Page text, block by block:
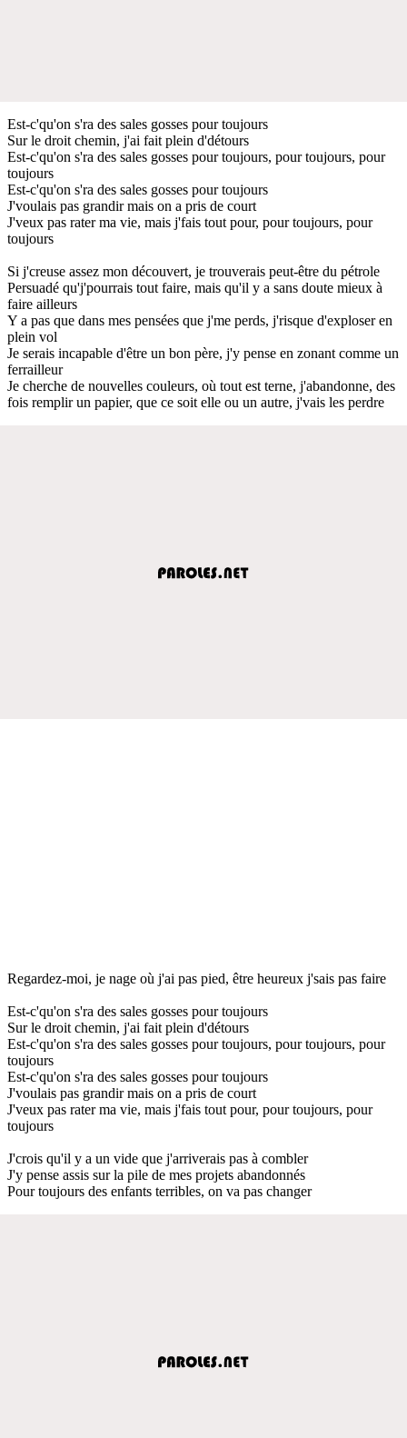
Est-c'qu'on s'ra des sales gosses pour toujours
Sur le droit chemin, j'ai fait plein d'détours
Est-c'qu'on s'ra des sales gosses pour toujours, pour toujours, pour
toujours
Est-c'qu'on s'ra des sales gosses pour toujours
J'voulais pas grandir mais on a pris de court
J'veux pas rater ma vie, mais j'fais tout pour, pour toujours, pour
toujours
Si j'creuse assez mon découvert, je trouverais peut-être du pétrole
Persuadé qu'j'pourrais tout faire, mais qu'il y a sans doute mieux à
faire ailleurs
Y a pas que dans mes pensées que j'me perds, j'risque d'exploser en
plein vol
Je serais incapable d'être un bon père, j'y pense en zonant comme un
ferrailleur
Je cherche de nouvelles couleurs, où tout est terne, j'abandonne, des
fois remplir un papier, que ce soit elle ou un autre, j'vais les perdre
Regardez-moi, je nage où j'ai pas pied, être heureux j'sais pas faire
Est-c'qu'on s'ra des sales gosses pour toujours
Sur le droit chemin, j'ai fait plein d'détours
Est-c'qu'on s'ra des sales gosses pour toujours, pour toujours, pour
toujours
Est-c'qu'on s'ra des sales gosses pour toujours
J'voulais pas grandir mais on a pris de court
J'veux pas rater ma vie, mais j'fais tout pour, pour toujours, pour
toujours
J'crois qu'il y a un vide que j'arriverais pas à combler
J'y pense assis sur la pile de mes projets abandonnés
Pour toujours des enfants terribles, on va pas changer